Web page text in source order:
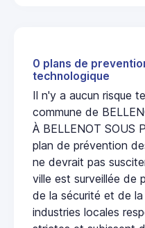
0 plans de
technologique
Il n'y a aucun risque
commune de
À BELLENOT SOUS
plan de prévention
ne devrait pas
ville est surveillée de
de la sécurité et de
industries locales